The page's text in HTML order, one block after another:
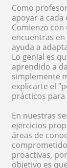
Como
apoyar a
Comienzo
encuentras
ayuda a
Lo genial es
aprendido a
simplemente
explicarte el
prácticos
En nuestras
ejercicios
áreas de
proactivas,
objetivo es